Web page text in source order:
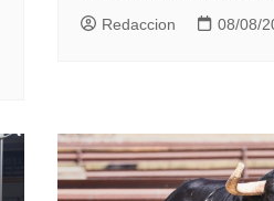
Redaccion 08/08/